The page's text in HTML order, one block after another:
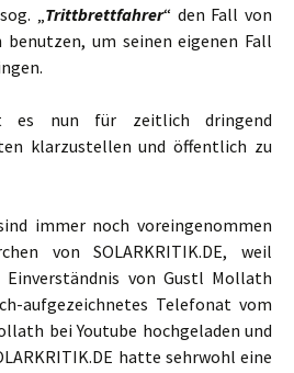
„Trittbrettfahrer“ den Fall von
um seinen eigenen Fall
es nun für zeitlich dringend
klarzustellen und öffentlich zu
immer noch voreingenommen
von SOLARKRITIK.DE, weil
Einverständnis von Gustl Mollath
aufgezeichnetes Telefonat vom
bei Youtube hochgeladen und
hatte sehrwohl eine